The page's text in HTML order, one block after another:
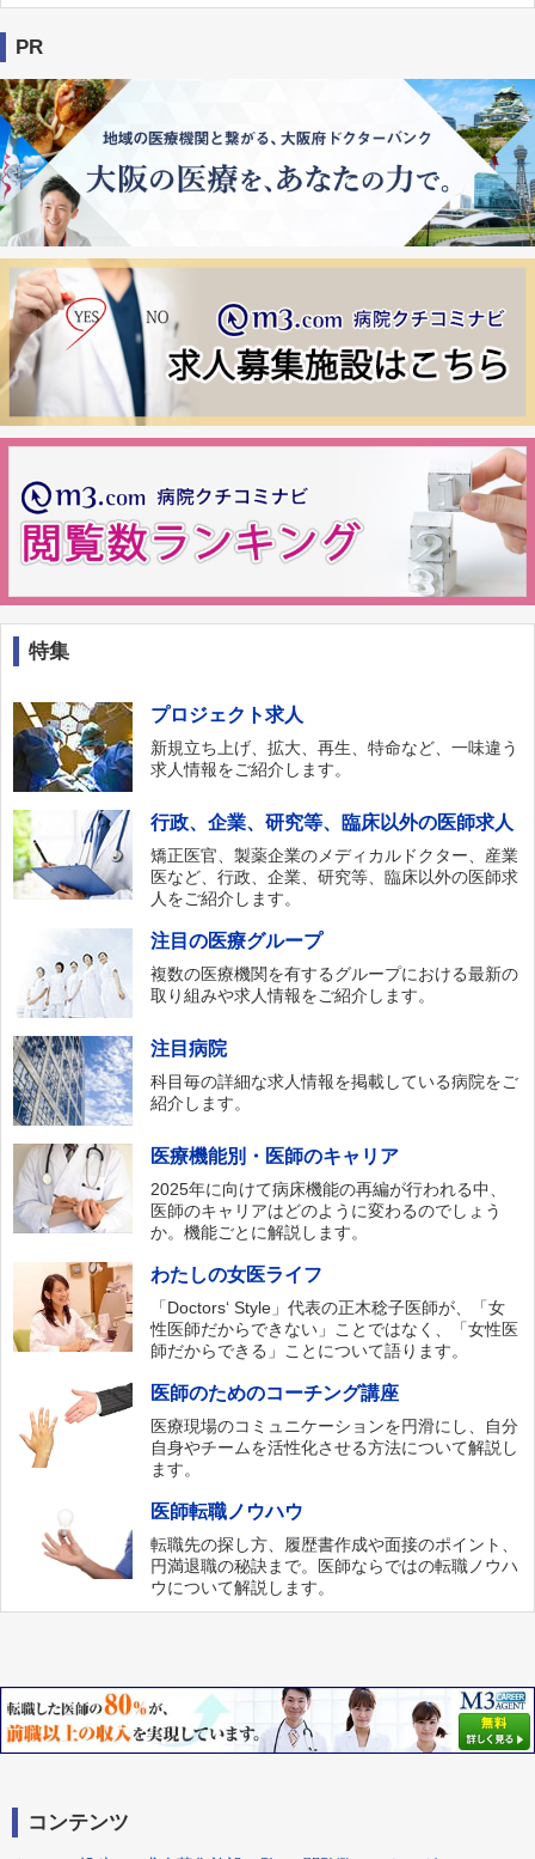
PR
特集
プロジェクト求人
新規立ち上げ、拡大、再生、特命など、一味違う
求人情報をご紹介します。
行政、企業、研究等、臨床以外の医師求人
矯正医官、製薬企業のメディカルドクター、産業
医など、行政、企業、研究等、臨床以外の医師求
人をご紹介します。
注目の医療グループ
複数の医療機関を有するグループにおける最新の
取り組みや求人情報をご紹介します。
注目病院
科目毎の詳細な求人情報を掲載している病院をご
紹介します。
医療機能別・医師のキャリア
2025年に向けて病床機能の再編が行われる中、
医師のキャリアはどのように変わるのでしょう
か。機能ごとに解説します。
わたしの女医ライフ
「Doctors‘ Style」代表の正木稔子医師が、「女
性医師だからできない」ことではなく、「女性医
師だからできる」ことについて語ります。
医師のためのコーチング講座
医療現場のコミュニケーションを円滑にし、自分
自身やチームを活性化させる方法について解説し
ます。
医師転職ノウハウ
転職先の探し方、履歴書作成や面接のポイント、
円満退職の秘訣まで。医師ならではの転職ノウハ
ウについて解説します。
コンテンツ